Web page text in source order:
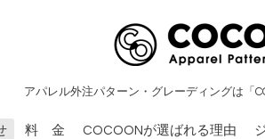
アパレル外注パターン・グレーディングは「
料 金 COCOONが選ばれる理由